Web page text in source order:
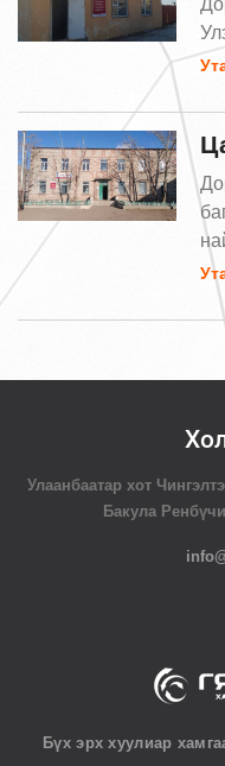
Улаанбаатар хот
Бакула
Бүх эрх хуулиар